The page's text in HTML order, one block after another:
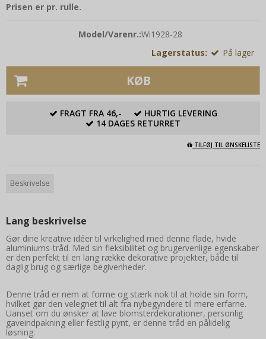
Prisen er pr. rulle.
Model/Varenr.:Wi1928-28
Lagerstatus:
På lager
KØB
FRAGT FRA 46,-
HURTIG LEVERING
14 DAGES RETURRET
TILFØJ TIL ØNSKELISTE
Beskrivelse
Lang beskrivelse
Gør dine kreative idéer til virkelighed med denne flade, hvide
aluminiums-tråd. Med sin fleksibilitet og brugervenlige egenskaber
er den perfekt til en lang række dekorative projekter, både til
daglig brug og særlige begivenheder.
Denne tråd er nem at forme og stærk nok til at holde sin form,
hvilket gør den velegnet til alt fra nybegyndere til mere erfarne.
Uanset om du ønsker at lave blomsterdekorationer, personlig
gaveindpakning eller festlig pynt, er denne tråd en pålidelig
løsning.